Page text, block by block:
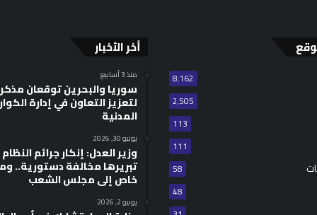
8٬162
2٬505
113
111
58
48
أخر الأخبار
منذ 3 أسابيع
سوريا والبحرين توقعان
لتعزيز التعاون في إدارة
المدنية
يونيو 30, 2026
وزير العدل: إنكار جرائم النظام
تبريرها مخالفة دستورية..
خاص إلى مجلس الشعب
يونيو 2, 2026